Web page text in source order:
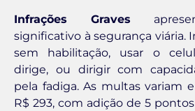
Infrações Graves
significativo à segurança viária.
sem habilitação, usar o
dirige, ou dirigir com
pela fadiga. As multas variam
R$ 293, com adição de 5 pontos